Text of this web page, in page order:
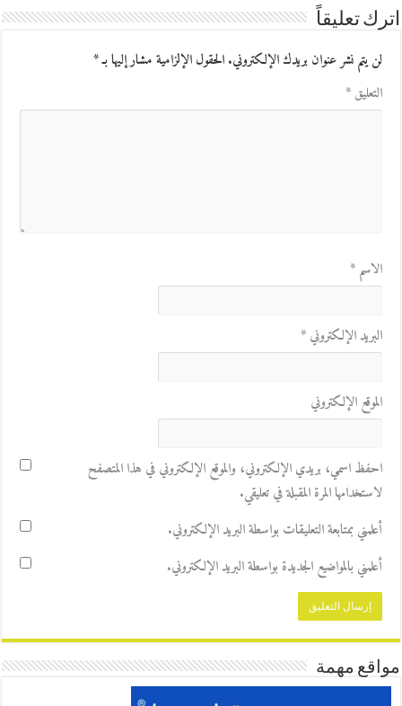
اترك تعليقاً
لن يتم نشر عنوان بريدك الإلكتروني.الحقول الإلزامية مشار إليها بـ*
التعليق*
الاسم*
البريد الإلكتروني*
الموقع الإلكتروني
احفظ اسمي، بريدي الإلكتروني، والموقع الإلكتروني في هذا المتصفح
لاستخدامها المرة المقبلة في تعليقي.
أعلمني بمتابعة التعليقات بواسطة البريد الإلكتروني.
أعلمني بالمواضيع الجديدة بواسطة البريد الإلكتروني.
مواقع مهمة